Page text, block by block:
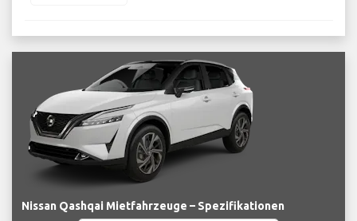
Nissan Qashqai Mietfahrzeuge – Spezifikationen